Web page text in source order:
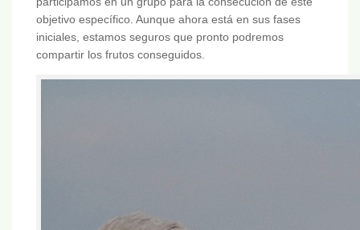
objetivo específico. Aunque ahora está en sus fases
iniciales, estamos seguros que pronto podremos
compartir los frutos conseguidos.